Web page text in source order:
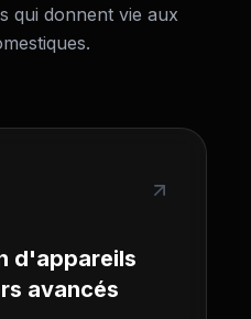
qui donnent vie aux
d'appareils
avancés